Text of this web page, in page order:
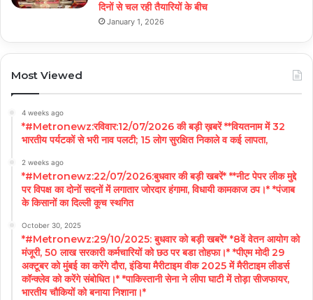
दिनों से चल रही तैयारियों के बीच
January 1, 2026
Most Viewed
4 weeks ago
*#Metronewz:रविवार:12/07/2026 की बड़ी ख़बरें **वियतनाम में 32
भारतीय पर्यटकों से भरी नाव पलटी; 15 लोग सुरक्षित निकाले व कई लापता,
2 weeks ago
*#Metronewz:22/07/2026:बुधवार की बड़ी खबरें* **नीट पेपर लीक मुद्दे
पर विपक्ष का दोनों सदनों में लगातार जोरदार हंगामा, विधायी कामकाज ठप।* *पंजाब
के किसानों का दिल्ली कूच स्थगित
October 30, 2025
*#Metronewz:29/10/2025: बुधवार को बड़ी खबरें* *8वें वेतन आयोग को
मंजूरी, 50 लाख सरकारी कर्मचारियों को छठ पर बडा तोहफा।* *पीएम मोदी 29
अक्टूबर को मुंबई का करेंगे दौरा, इंडिया मैरीटाइम वीक 2025 में मैरीटाइम लीडर्स
कॉन्क्लेव को करेंगे संबोधित।* *पाकिस्तानी सेना ने लीपा घाटी में तोड़ा सीजफायर,
भारतीय चौकियों को बनाया निशाना।*